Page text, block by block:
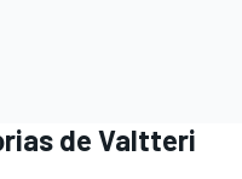
de Valtteri